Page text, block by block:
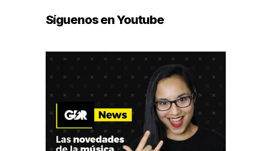
Síguenos en Youtube